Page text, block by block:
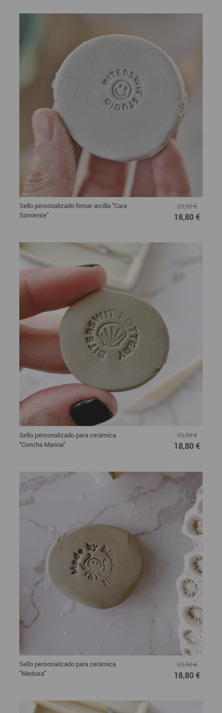
Sello personalizado firmar arcilla "Cara
Sonriente"
23,50 €
18,80 €
Sello personalizado para cerámica
"Concha Marina"
23,50 €
18,80 €
Sello personalizado para cerámica
"Medusa"
23,50 €
18,80 €